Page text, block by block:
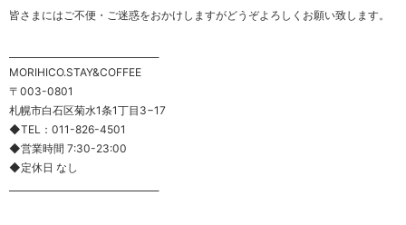
皆さまにはご不便・ご迷惑をおかけしますがどうぞよろしくお願い致します。
MORIHICO.STAY&COFFEE
〒003-0801
札幌市白石区菊水1条1丁目3−17
◆TEL：011-826-4501
◆営業時間 7:30-23:00
◆定休日 なし